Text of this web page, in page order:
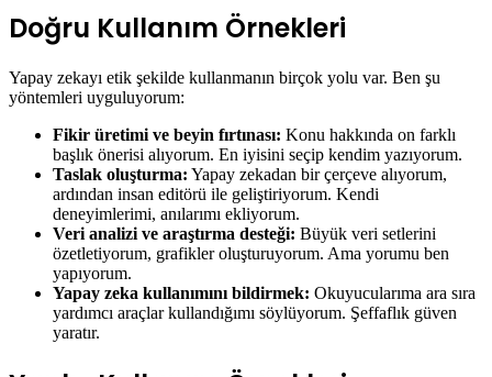
Doğru Kullanım Örnekleri
Yapay zekayı etik şekilde kullanmanın birçok yolu var. Ben şu
yöntemleri uyguluyorum:
Fikir üretimi ve beyin fırtınası: Konu hakkında on farklı
başlık önerisi alıyorum. En iyisini seçip kendim yazıyorum.
Taslak oluşturma: Yapay zekadan bir çerçeve alıyorum,
ardından insan editörü ile geliştiriyorum. Kendi
deneyimlerimi, anılarımı ekliyorum.
Veri analizi ve araştırma desteği: Büyük veri setlerini
özetletiyorum, grafikler oluşturuyorum. Ama yorumu ben
yapıyorum.
Yapay zeka kullanımını bildirmek: Okuyucularıma ara sıra
yardımcı araçlar kullandığımı söylüyorum. Şeffaflık güven
yaratır.